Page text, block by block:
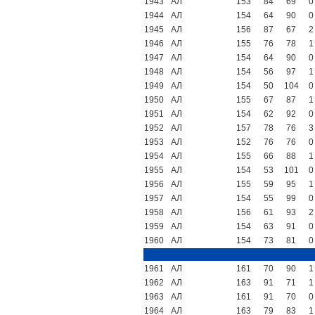
1944
АЛ 154 64 90
0
1945
АЛ 156 87 67
2
1946
АЛ 155 76 78
1
1947
АЛ 154 64 90
0
1948
АЛ 154 56 97
1
1949
АЛ 154 50 104
0
1950
АЛ 155 67 87
1
1951
АЛ 154 62 92
0
1952
АЛ 157 78 76
3
1953
АЛ 152 76 76
0
1954
АЛ 155 66 88
1
1955
АЛ 154 53 101
0
1956
АЛ 155 59 95
1
1957
АЛ 154 55 99
0
1958
АЛ 156 61 93
2
1959
АЛ 154 63 91
0
1960
АЛ 154 73 81 0
1961 АЛ 161 70 90
1
1962
АЛ 163 91 71
1
1963
АЛ 161 91 70
0
1964
АЛ 163 79 83 1